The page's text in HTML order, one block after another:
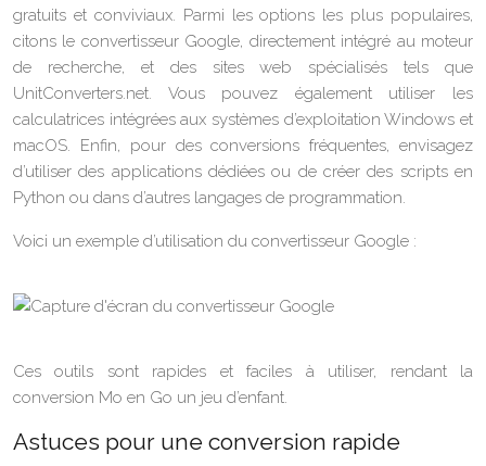
gratuits et conviviaux. Parmi les options les plus populaires,
citons le convertisseur Google, directement intégré au moteur
de recherche, et des sites web spécialisés tels que
UnitConverters.net. Vous pouvez également utiliser les
calculatrices intégrées aux systèmes d’exploitation Windows et
macOS. Enfin, pour des conversions fréquentes, envisagez
d’utiliser des applications dédiées ou de créer des scripts en
Python ou dans d’autres langages de programmation.
Voici un exemple d’utilisation du convertisseur Google :
Ces outils sont rapides et faciles à utiliser, rendant la
conversion Mo en Go un jeu d’enfant.
Astuces pour une conversion rapide